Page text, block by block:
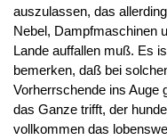
auszulassen, das
Nebel, Dampfmaschinen
Lande auffallen muß. Es
bemerken, daß bei
Vorherrschende ins Auge
das Ganze trifft, der
vollkommen das